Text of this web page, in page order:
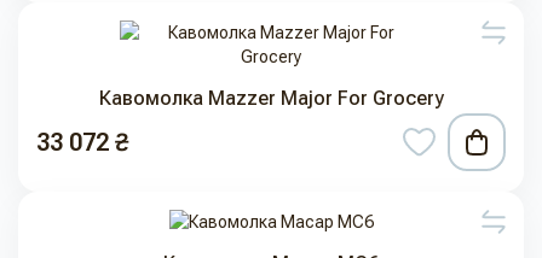
Кавомолка Mazzer Major For Grocery
33 072 ₴